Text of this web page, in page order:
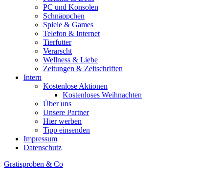
PC und Konsolen
Schnäppchen
Spiele & Games
Telefon & Internet
Tierfutter
Verarscht
Wellness & Liebe
Zeitungen & Zeitschriften
Intern
Kostenlose Aktionen
Kostenloses Weihnachten
Über uns
Unsere Partner
Hier werben
Tipp einsenden
Impressum
Datenschutz
Gratisproben & Co